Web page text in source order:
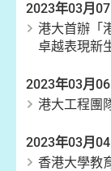
2023年03月07
港大首辦「
卓越表現新
2023年03月06
港大工程團
2023年03月04
香港大學教